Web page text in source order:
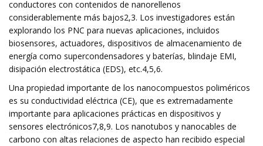
conductores con contenidos de nanorellenos
considerablemente más bajos2,3. Los investigadores están
explorando los PNC para nuevas aplicaciones, incluidos
biosensores, actuadores, dispositivos de almacenamiento de
energía como supercondensadores y baterías, blindaje EMI,
disipación electrostática (EDS), etc.4,5,6.
Una propiedad importante de los nanocompuestos poliméricos
es su conductividad eléctrica (CE), que es extremadamente
importante para aplicaciones prácticas en dispositivos y
sensores electrónicos7,8,9. Los nanotubos y nanocables de
carbono con altas relaciones de aspecto han recibido especial